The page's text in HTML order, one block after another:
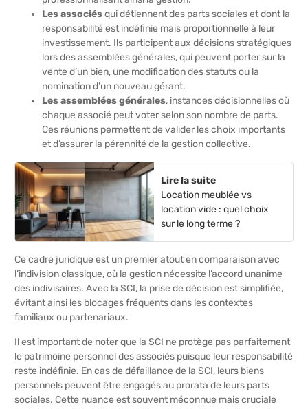
Les associésqui détiennent des parts sociales et dont la
responsabilité est indéfinie mais proportionnelle à leur
investissement. Ils participent aux décisions stratégiques
lors des assemblées générales, qui peuvent porter sur la
vente d’un bien, une modification des statuts ou la
nomination d’un nouveau gérant.
Les assemblées générales, instances décisionnelles où
chaque associé peut voter selon son nombre de parts.
Ces réunions permettent de valider les choix importants
et d’assurer la pérennité de la gestion collective.
Lire la suite
Location meublée vs
location vide : quel choix
sur le long terme ?
Ce cadre juridique est un premier atout en comparaison avec
l’indivision classique, où la gestion nécessite l’accord unanime
des indivisaires. Avec la SCI, la prise de décision est simplifiée,
évitant ainsi les blocages fréquents dans les contextes
familiaux ou partenariaux.
Il est important de noter que la SCI ne protège pas parfaitement
le patrimoine personnel des associés puisque leur responsabilité
reste indéfinie. En cas de défaillance de la SCI, leurs biens
personnels peuvent être engagés au prorata de leurs parts
sociales. Cette nuance est souvent méconnue mais cruciale